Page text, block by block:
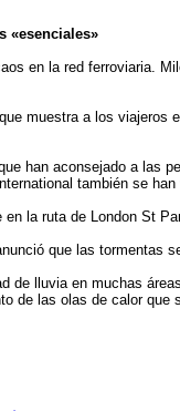
«esenciales»
en la red ferroviaria.
muestra a los
han aconsejado a
también se
la ruta de London St
que las tormentas
de lluvia en muchas
de las olas de calor que